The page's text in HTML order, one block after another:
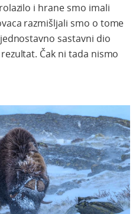
i hrane smo imali
razmišljali smo o tome
sastavni dio
Čak ni tada nismo